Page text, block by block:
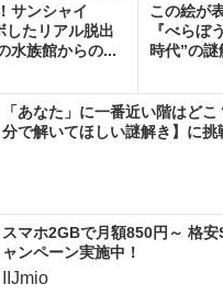
サンシャイ
したリアル脱出
水族館からの...
この絵が
『べらぼ
時代”の
「あなた」に一番近い階はど
分で解いてほしい謎解き】に挑
スマホ2GBで月額850円～ 格
ャンペーン実施中！
IIJmio